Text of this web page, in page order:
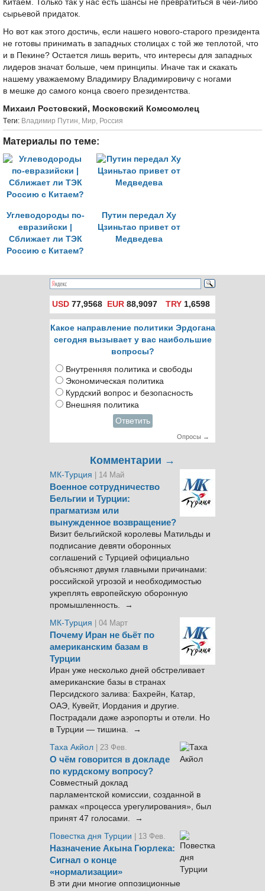
Китаем. Только так у нас есть шансы не превратиться в чей-либо
сырьевой придаток.
Но вот как этого достичь, если нашего нового-старого президента
не готовы принимать в западных столицах с той же теплотой, что
и в Пекине? Остается лишь верить, что интересы для западных
лидеров значат больше, чем принципы. Иначе так и скакать
нашему уважаемому Владимиру Владимировичу с ногами
в мешке до самого конца своего президентства.
Михаил Ростовский, Московский Комсомолец
Tеги: Владимир Путин, Мир, Россия
Материалы по теме:
Углеводороды по-
евразийски |
Сближает ли ТЭК
Россию с Китаем?
Путин передал Ху
Цзиньтао привет от
Медведева
USD 77,9568 EUR 88,9097 TRY1,6598
Какое направление политики Эрдогана
сегодня вызывает у вас наибольшие
вопросы?
Внутренняя политика и свободы
Экономическая политика
Курдский вопрос и безопасность
Внешняя политика
Ответить
Опросы →
Комментарии →
МК-Турция | 14 Май
Военное сотрудничество
Бельгии и Турции:
прагматизм или
вынужденное возвращение?
Визит бельгийской королевы Матильды и
подписание девяти оборонных
соглашений с Турцией официально
объясняют двумя главными причинами:
российской угрозой и необходимостью
укреплять европейскую оборонную
промышленность. →
МК-Турция
| 04 Март
Почему Иран не бьёт по
американским базам в
Турции
Иран уже несколько дней обстреливает
американские базы в странах
Персидского залива: Бахрейн, Катар,
ОАЭ, Кувейт, Иордания и другие.
Пострадали даже аэропорты и отели. Но
в Турции — тишина. →
Таха Акйол | 23 Фев.
О чём говорится в докладе
по курдскому вопросу?
Совместный доклад
парламентской комиссии, созданной в
рамках «процесса урегулирования», был
принят 47 голосами. →
Повестка дня Турции
| 13 Фев.
Назначение Акына Гюрлека:
Сигнал о конце
«нормализации»
В эти дни многие оппозиционные